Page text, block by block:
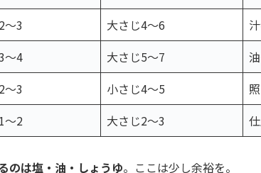
〜3 大さじ4〜6
〜4 大さじ5〜7
〜3 小さじ4〜5
〜2 大さじ2〜3
のは塩・油・しょうゆ。ここは少し余裕を。